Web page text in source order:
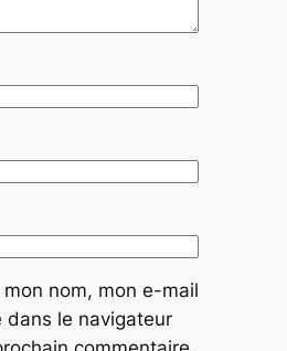
mon nom, mon e-mail
dans le navigateur